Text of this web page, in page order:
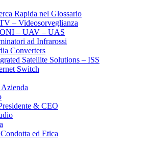
Rapida nel Glossario
– Videosorveglianza
– UAV – UAS
ad Infrarossi
Converters
Satellite Solutions – ISS
Switch
& CEO
ed Etica